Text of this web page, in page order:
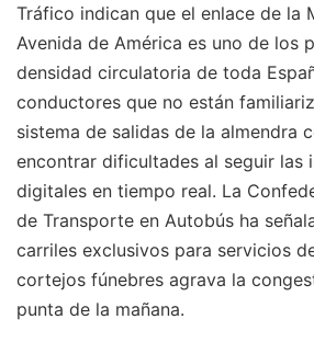
Tráfico indican que el enlace de la
Avenida de América es uno de los
densidad circulatoria de toda
conductores que no están
sistema de salidas de la almendra
encontrar dificultades al seguir las
digitales en tiempo real. La
de Transporte en Autobús ha
carriles exclusivos para servicios
cortejos fúnebres agrava la
punta de la mañana.